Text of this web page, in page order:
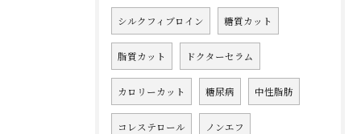
シルクフィブロイン 糖質カット
脂質カット ドクターセラム
カロリーカット 糖尿病 中性脂肪
コレステロール ノンエフ